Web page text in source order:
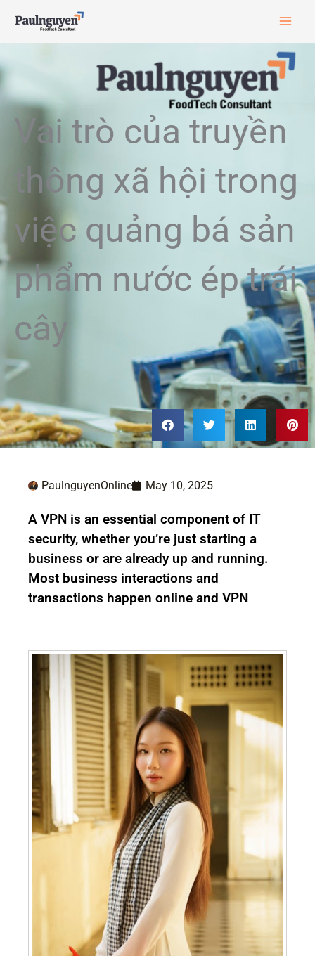
Vai trò của truyền
thông xã hội trong
việc quảng bá sản
phẩm nước ép trái
cây
PaulnguyenOnline May 10, 2025
A VPN is an essential component of IT
security, whether you’re just starting a
business or are already up and running.
Most business interactions and
transactions happen online and VPN